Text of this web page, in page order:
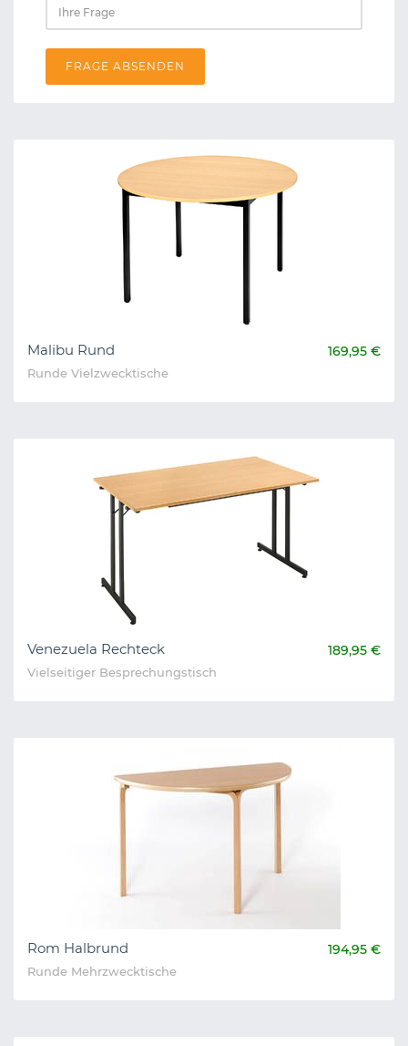
FRAGE ABSENDEN
Malibu Rund 169,95 €
Runde Vielzwecktische
Venezuela Rechteck 189,95 €
Vielseitiger Besprechungstisch
Rom Halbrund 194,95 €
Runde Mehrzwecktische